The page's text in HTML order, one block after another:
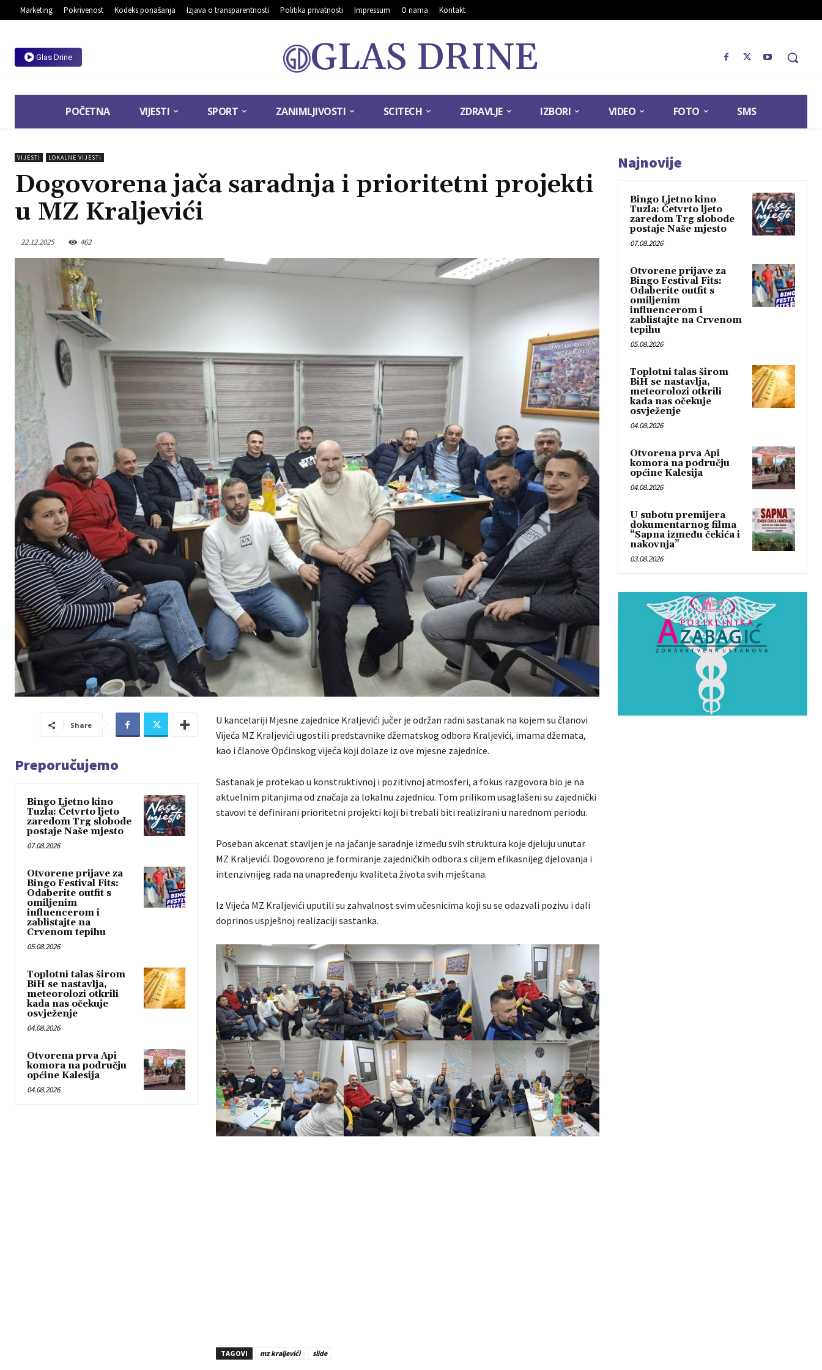
Marketing Pokrivenost Kodeks ponašanja Izjava o transparentnosti Politika privatnosti Impressum O nama Kontakt
Glas Drine GLAS DRINE
POČETNA VIJESTI SPORT ZANIMLJIVOSTI SCITECH ZDRAVLJE IZBORI VIDEO FOTO SMS
VIJESTI LOKALNE VIJESTI
Dogovorena jača saradnja i prioritetni projekti
u MZ Kraljevići
22.12.2025 462
Share
Preporučujemo
Bingo Ljetno kino
Tuzla: Četvrto ljeto
zaredom Trg slobode
postaje Naše mjesto
07.08.2026
Otvorene prijave za
Bingo Festival Fits:
Odaberite outfit s
omiljenim
influencerom i
zablistajte na
Crvenom tepihu
05.08.2026
Toplotni talas širom
BiH se nastavlja,
meteorolozi otkrili
kada nas očekuje
osvježenje
04.08.2026
Otvorena prva Api
komora na području
općine Kalesija
04.08.2026
U kancelariji Mjesne zajednice Kraljevići jučer je održan radni sastanak na kojem su članovi
Vijeća MZ Kraljevići ugostili predstavnike džematskog odbora Kraljevići, imama džemata,
kao i članove Općinskog vijeća koji dolaze iz ove mjesne zajednice.
Sastanak je protekao u konstruktivnoj i pozitivnoj atmosferi, a fokus razgovora bio je na
aktuelnim pitanjima od značaja za lokalnu zajednicu. Tom prilikom usaglašeni su zajednički
stavovi te definirani prioritetni projekti koji bi trebali biti realizirani u narednom periodu.
Poseban akcenat stavljen je na jačanje saradnje između svih struktura koje djeluju unutar
MZ Kraljevići. Dogovoreno je formiranje zajedničkih odbora s ciljem efikasnijeg djelovanja i
intenzivnijeg rada na unapređenju kvaliteta života svih mještana.
Iz Vijeća MZ Kraljevići uputili su zahvalnost svim učesnicima koji su se odazvali pozivu i dali
doprinos uspješnoj realizaciji sastanka.
TAGOVI mz kraljevići slide
Najnovije
Bingo Ljetno kino
Tuzla: Četvrto ljeto
zaredom Trg slobode
postaje Naše mjesto
07.08.2026
Otvorene prijave za
Bingo Festival Fits:
Odaberite outfit s
omiljenim
influencerom i
zablistajte na Crvenom
tepihu
05.08.2026
Toplotni talas širom
BiH se nastavlja,
meteorolozi otkrili
kada nas očekuje
osvježenje
04.08.2026
Otvorena prva Api
komora na području
općine Kalesija
04.08.2026
U subotu premijera
dokumentarnog filma
“Sapna između čekića i
nakovnja”
03.08.2026